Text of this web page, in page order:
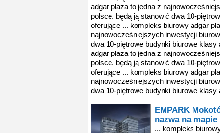
adgar plaza to jedna z
polsce. będą ją stanowić dwa 10-
oferujące ... kompleks biurowy adgar
najnowocześniejszych inwestycji
dwa 10-piętrowe budynki biurowe
adgar plaza to jedna z
polsce. będą ją stanowić dwa 10-
oferujące ... kompleks biurowy adgar
najnowocześniejszych inwestycji
dwa 10-piętrowe budynki biurowe klasy
EMPARK
nazwa na mapie
... kompleks